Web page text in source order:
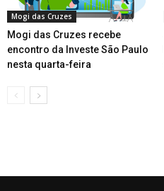
Mogi das Cruzes
Mogi das Cruzes recebe
encontro da Investe São Paulo
nesta quarta-feira